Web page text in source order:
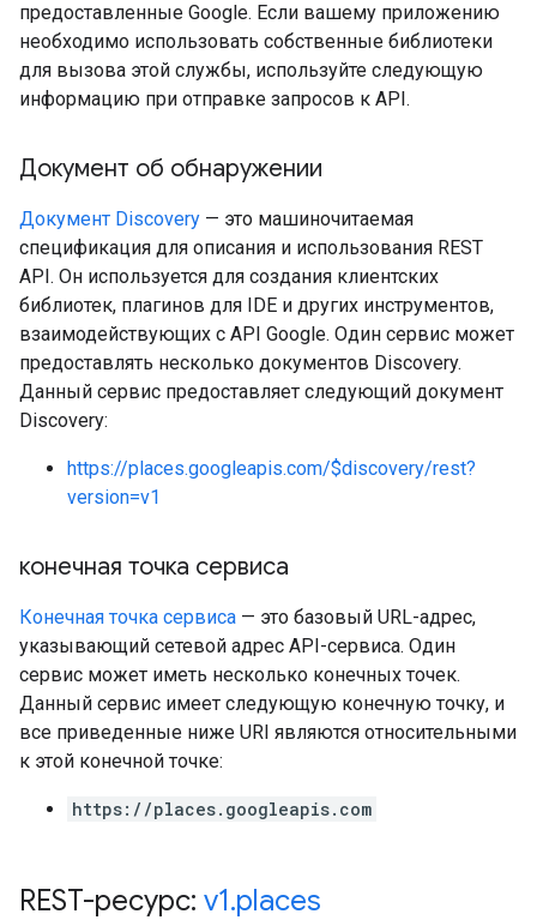
предоставленные Google. Если вашему приложению
необходимо использовать собственные библиотеки
для вызова этой службы, используйте следующую
информацию при отправке запросов к API.
Документ об обнаружении
Документ Discovery — это машиночитаемая
спецификация для описания и использования REST
API. Он используется для создания клиентских
библиотек, плагинов для IDE и других инструментов,
взаимодействующих с API Google. Один сервис может
предоставлять несколько документов Discovery.
Данный сервис предоставляет следующий документ
Discovery:
https://places.googleapis.com/$discovery/rest?
version=v1
конечная точка сервиса
Конечная точка сервиса — это базовый URL-адрес,
указывающий сетевой адрес API-сервиса. Один
сервис может иметь несколько конечных точек.
Данный сервис имеет следующую конечную точку, и
все приведенные ниже URI являются относительными
к этой конечной точке:
https://places.googleapis.com
REST-ресурс: v1.places